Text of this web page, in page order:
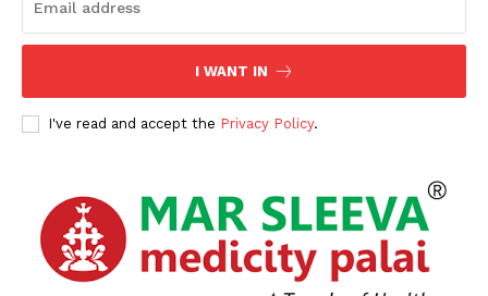
I WANT IN
I've read and accept the Privacy Policy.